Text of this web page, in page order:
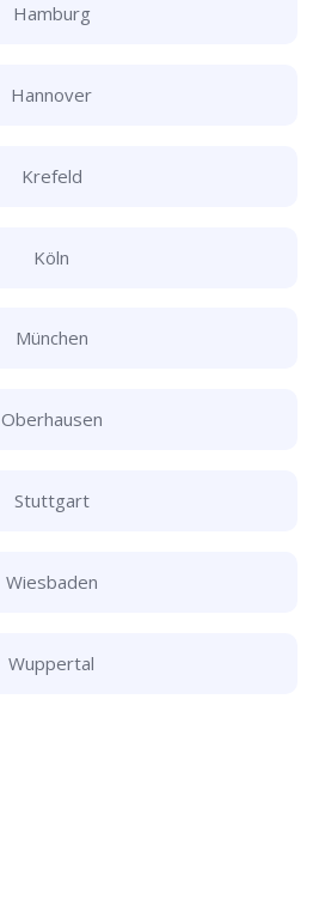
Hamburg
Hannover
Krefeld
Köln
München
Oberhausen
Stuttgart
Wiesbaden
Wuppertal